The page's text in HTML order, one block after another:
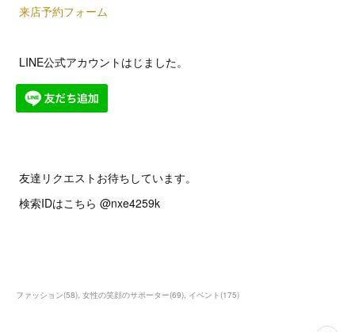
来店予約フォーム
LINE公式アカウントはじました。
友達リクエストお待ちしています。
検索IDはこちら @nxe4259k
ファッション(58) 女性の笑顔のサポーター(69) イベント(175)